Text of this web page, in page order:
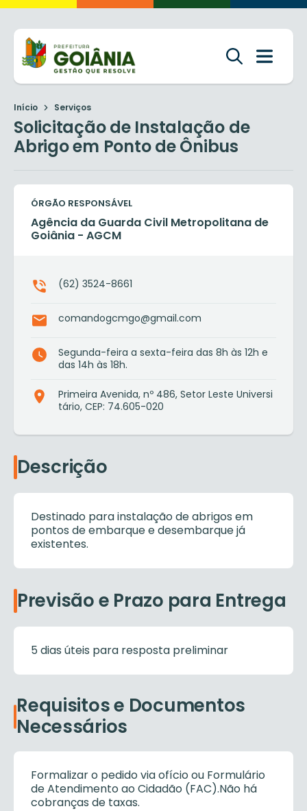
Início Serviços
Solicitação de Instalação de
Abrigo em Ponto de Ônibus
ÓRGÃO RESPONSÁVEL
Agência da Guarda Civil Metropolitana de
Goiânia - AGCM
(62) 3524-8661
comandogcmgo@gmail.com
Segunda-feira a sexta-feira das 8h às 12h e
das 14h às 18h.
Primeira Avenida, nº 486, Setor Leste Universi
tário, CEP: 74.605-020
Descrição
Destinado para instalação de abrigos em
pontos de embarque e desembarque já
existentes.
Previsão e Prazo para Entrega
5 dias úteis para resposta preliminar
Requisitos e Documentos
Necessários
Formalizar o pedido via ofício ou Formulário
de Atendimento ao Cidadão (FAC).Não há
cobranças de taxas.